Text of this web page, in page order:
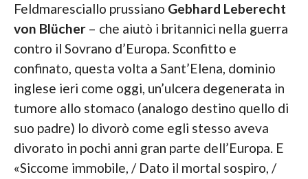
Feldmaresciallo prussiano Gebhard Leberecht
von Blücher– che aiutò i britannici nella guerra
contro il Sovrano d’Europa. Sconfitto e
confinato, questa volta a Sant’Elena, dominio
inglese ieri come oggi, un’ulcera degenerata in
tumore allo stomaco (analogo destino quello di
suo padre) lo divorò come egli stesso aveva
divorato in pochi anni gran parte dell’Europa. E
«Siccome immobile, / Dato il mortal sospiro, /